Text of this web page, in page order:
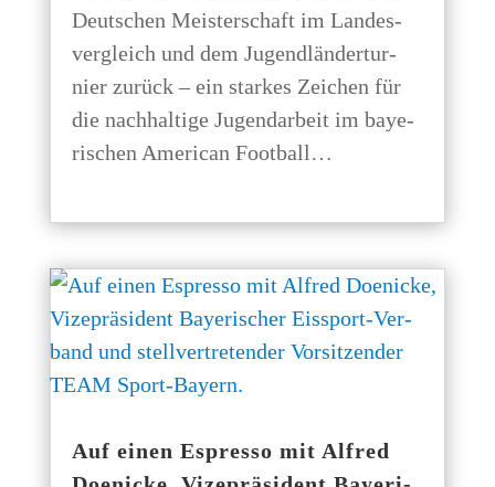
Deut­schen Meis­ter­schaft im Lan­des­
ver­gleich und dem Jugend­län­der­tur­
nier zurück – ein star­kes Zei­chen für
die nach­hal­ti­ge Jugend­ar­beit im baye­
ri­schen Ame­ri­can Football…
Auf einen Espres­so mit Alfred